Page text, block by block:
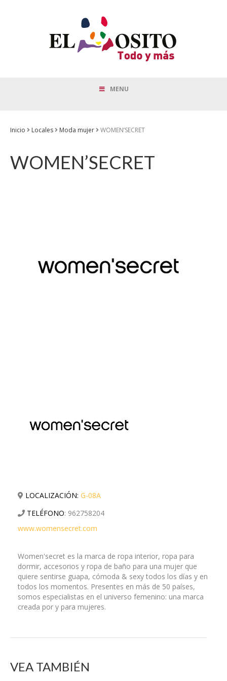
MENU
Inicio Locales Moda mujer WOMEN’SECRET
WOMEN’SECRET
LOCALIZACIÓN: G-08A
TELÉFONO: 962758204
www.womensecret.com
Women'secret es la marca de ropa interior, ropa para
dormir, accesorios y ropa de baño para una mujer que
quiere sentirse guapa, cómoda & sexy todos los días y en
todos los momentos. Presentes en más de 50 países,
somos especialistas en el universo femenino: una marca
creada por y para mujeres.
VEA TAMBIÉN